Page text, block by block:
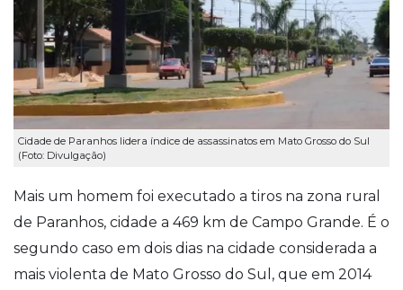
Cidade de Paranhos lidera índice de assassinatos em Mato Grosso do Sul
(Foto: Divulgação)
Mais um homem foi executado a tiros na zona rural
de Paranhos, cidade a 469 km de Campo Grande. É o
segundo caso em dois dias na cidade considerada a
mais violenta de Mato Grosso do Sul, que em 2014